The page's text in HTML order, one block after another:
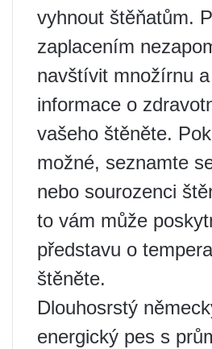
vyhnout štěňatům.
zaplacením
navštívit množírnu
informace o
vašeho štěněte.
možné, seznamte
nebo sourozenci
to vám může
představu o
štěněte.
Dlouhosrstý
energický pes s